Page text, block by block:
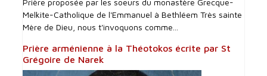
Melkite-Catholique de l'Emmanuel à Bethléem Très sainte
Mère de Dieu, nous t'invoquons comme...
Prière arménienne à la Théotokos écrite par St
Grégoire de Narek